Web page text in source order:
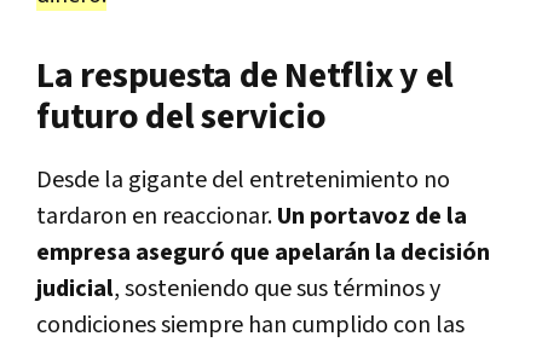
La respuesta de Netflix y el
futuro del servicio
Desde la gigante del entretenimiento no
tardaron en reaccionar.Un portavoz de la
empresa aseguró que apelarán la decisión
judicial, sosteniendo que sus términos y
condiciones siempre han cumplido con las